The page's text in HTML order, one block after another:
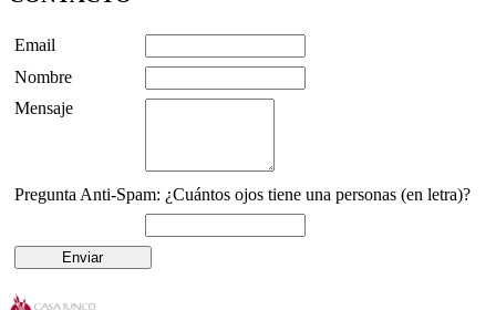
Email
Nombre
Mensaje
Pregunta Anti-Spam: ¿Cuántos ojos tiene una personas (en letra)?